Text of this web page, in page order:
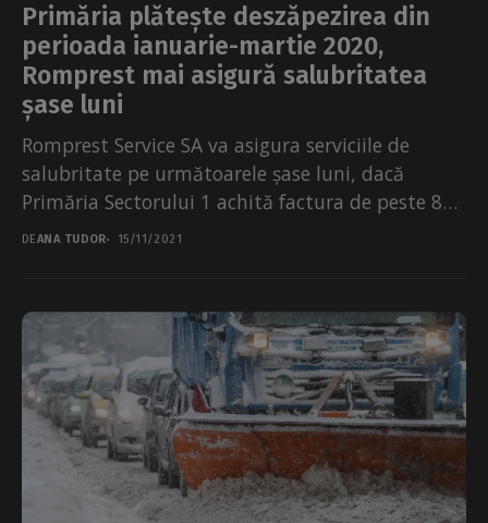
Primăria plătește deszăpezirea din
perioada ianuarie-martie 2020,
Romprest mai asigură salubritatea
șase luni
Romprest Service SA va asigura serviciile de
salubritate pe următoarele șase luni, dacă
Primăria Sectorului 1 achită factura de peste 8
milioane de...
DEANA TUDOR 15/11/2021